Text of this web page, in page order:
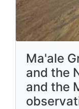
Ma'ale
and the
and the